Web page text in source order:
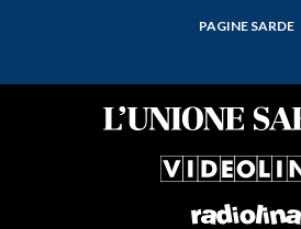
PAGINE SARDE